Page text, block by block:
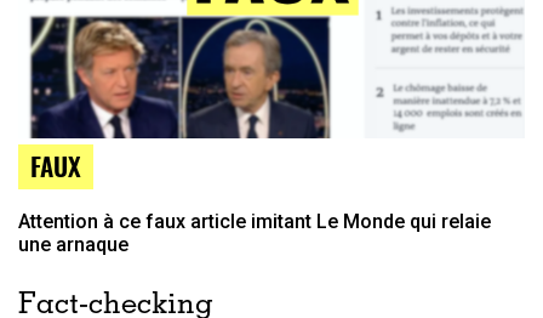
FAUX
Attention à ce faux article imitant Le Monde qui relaie
une arnaque
Fact-checking